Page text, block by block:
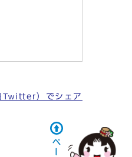
Twitter）でシェア